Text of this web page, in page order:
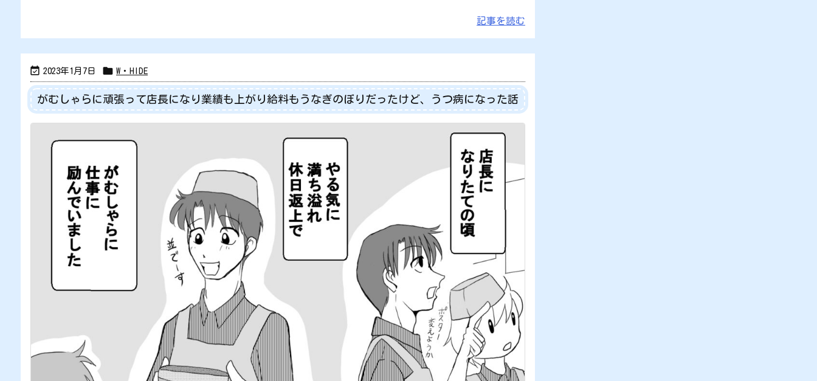
記事を読む
 2023年1月7日  W・HIDE
がむしゃらに頑張って店長になり業績も上がり給料もうなぎのぼりだったけど、うつ病になった話